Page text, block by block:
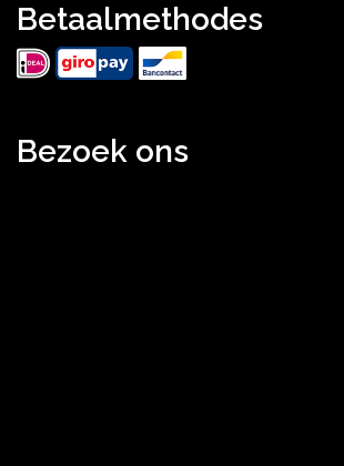
Betaalmethodes
Bezoek ons